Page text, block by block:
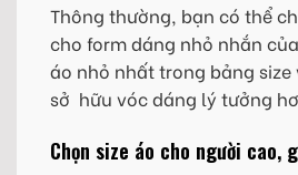
Thông thường, bạn có thể
cho form dáng nhỏ nhắn
áo nhỏ nhất trong bảng size
sở hữu vóc dáng lý tưởng
Chọn size áo cho người cao,